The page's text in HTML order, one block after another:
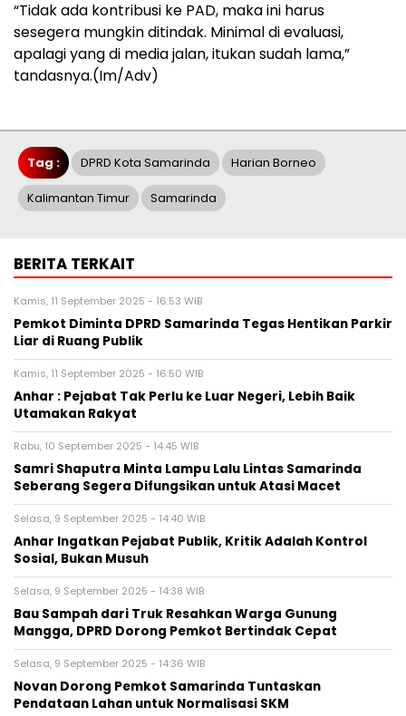
“Tidak ada kontribusi ke PAD, maka ini harus
sesegera mungkin ditindak. Minimal di evaluasi,
apalagi yang di media jalan, itukan sudah lama,”
tandasnya.(Im/Adv)
Tag : DPRD Kota Samarinda Harian Borneo
Kalimantan Timur Samarinda
BERITA TERKAIT
Kamis, 11 September 2025 - 16:53 WIB
Pemkot Diminta DPRD Samarinda Tegas Hentikan Parkir
Liar di Ruang Publik
Kamis, 11 September 2025 - 16:50 WIB
Anhar : Pejabat Tak Perlu ke Luar Negeri, Lebih Baik
Utamakan Rakyat
Rabu, 10 September 2025 - 14:45 WIB
Samri Shaputra Minta Lampu Lalu Lintas Samarinda
Seberang Segera Difungsikan untuk Atasi Macet
Selasa, 9 September 2025 - 14:40 WIB
Anhar Ingatkan Pejabat Publik, Kritik Adalah Kontrol
Sosial, Bukan Musuh
Selasa, 9 September 2025 - 14:38 WIB
Bau Sampah dari Truk Resahkan Warga Gunung
Mangga, DPRD Dorong Pemkot Bertindak Cepat
Selasa, 9 September 2025 - 14:36 WIB
Novan Dorong Pemkot Samarinda Tuntaskan
Pendataan Lahan untuk Normalisasi SKM